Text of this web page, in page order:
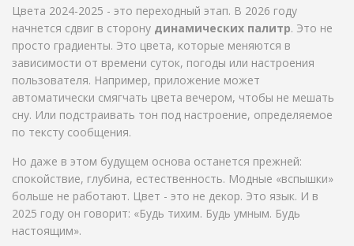
Цвета 2024-2025 - это переходный этап. В 2026 году
начнется сдвиг в сторону динамических палитр. Это не
просто градиенты. Это цвета, которые меняются в
зависимости от времени суток, погоды или настроения
пользователя. Например, приложение может
автоматически смягчать цвета вечером, чтобы не мешать
сну. Или подстраивать тон под настроение, определяемое
по тексту сообщения.
Но даже в этом будущем основа останется прежней:
спокойствие, глубина, естественность. Модные «вспышки»
больше не работают. Цвет - это не декор. Это язык. И в
2025 году он говорит: «Будь тихим. Будь умным. Будь
настоящим».